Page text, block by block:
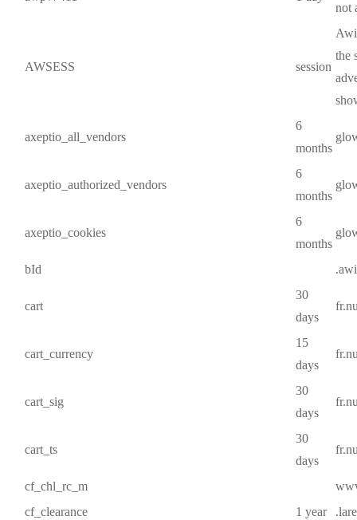
not
AWSESS session
the
axeptio_all_vendors
6
months
axeptio_authorized_vendors
6
months
axeptio_cookies
6
months
bId
cart
30
days
cart_currency
15
days
cart_sig
30
days
cart_ts
30
days
cf_chl_rc_m
cf_clearance
1 year